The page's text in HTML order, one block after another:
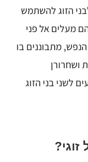
הזוג להשתמש
מעלים אל פני
מתבוננים בו
ושחרורן
לשני בני הזוג